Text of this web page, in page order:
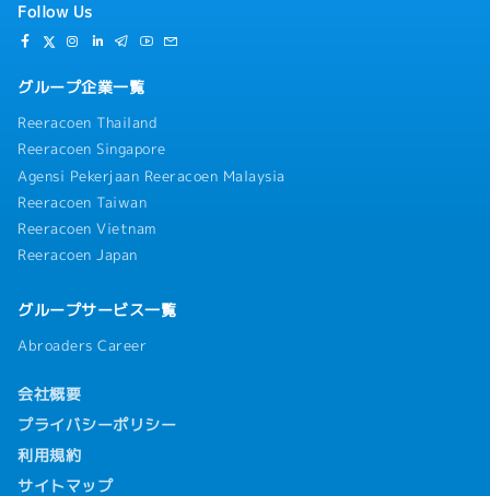
Follow Us
グループ企業一覧
Reeracoen Thailand
Reeracoen Singapore
Agensi Pekerjaan Reeracoen Malaysia
Reeracoen Taiwan
Reeracoen Vietnam
Reeracoen Japan
グループサービス一覧
Abroaders Career
会社概要
プライバシーポリシー
利用規約
サイトマップ